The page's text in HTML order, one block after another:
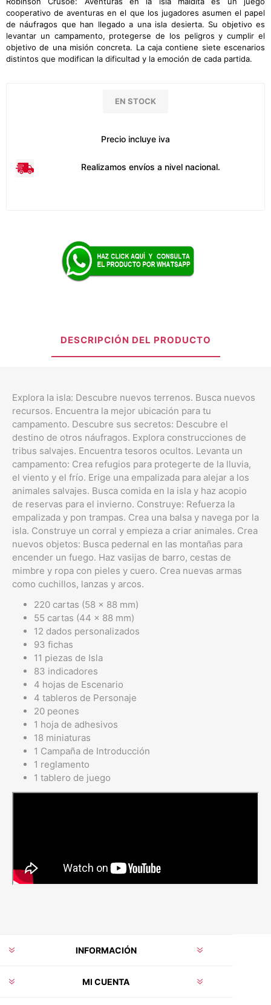
cooperativo de aventuras en el que los jugadores asumen el papel
de náufragos que han llegado a una isla desierta. Su objetivo es
levantar un campamento, protegerse de los peligros y cumplir el
objetivo de una misión concreta. La caja contiene siete escenarios
distintos que modifican la dificultad y la emoción de cada partida.
EN STOCK
Precio incluye iva
Realizamos envíos a nivel nacional.
DESCRIPCIÓN DEL PRODUCTO
Explora la isla: Descubre nuevos terrenos. Busca nuevos
recursos. Encuentra la mejor ubicación para tu
campamento. Descubre sus secretos: Descubre el
destino de otros náufragos. Explora construcciones de
tribus salvajes. Encuentra tesoros ocultos. Levanta un
campamento: Crea refugios para protegerte de la lluvia,
el viento y el frío. Erige una empalizada para alejar a los
animales salvajes. Busca comida en la isla y haz acopio
de reservas para el invierno. Construye: Refuerza la
empalizada y pon trampas. Crea una balsa y navega por la
isla. Construye un corral y empieza a criar animales. Crea
nuevos objetos: Busca pedernal en las montañas para
encender un fuego. Haz vasijas de barro, cestas de
mimbre y ropa con pieles y cuero. Crea nuevas armas
como cuchillos, lanzas y arcos.
220 cartas (58 x 88 mm)
55 cartas (44 x 88 mm)
12 dados personalizados
93 fichas
11 piezas de Isla
83 indicadores
4 hojas de Escenario
4 tableros de Personaje
20 peones
1 hoja de adhesivos
18 miniaturas
1 Campaña de Introducción
1 reglamento
1 tablero de juego
INFORMACIÓN
MI CUENTA